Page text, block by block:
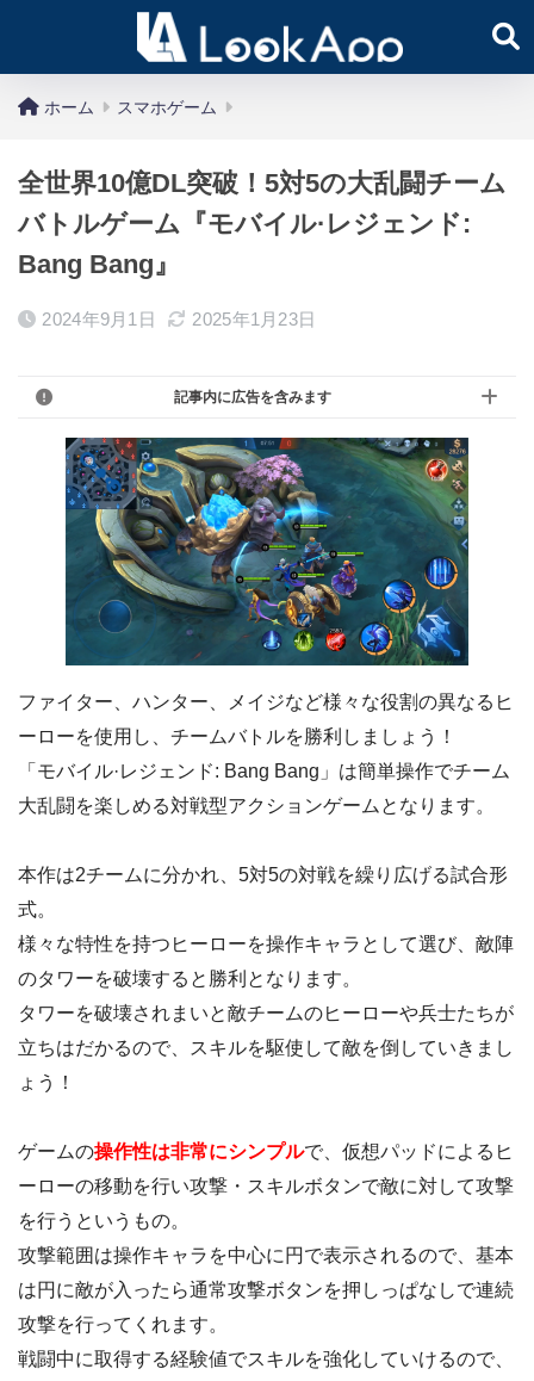
ホーム スマホゲーム
全世界10億DL突破！5対5の大乱闘チーム
バトルゲーム『モバイル·レジェンド:
Bang Bang』
2024年9月1日 2025年1月23日
記事内に広告を含みます
ファイター、ハンター、メイジなど様々な役割の異なるヒ
ーローを使用し、チームバトルを勝利しましょう！
「モバイル·レジェンド: Bang Bang」は簡単操作でチーム
大乱闘を楽しめる対戦型アクションゲームとなります。
本作は2チームに分かれ、5対5の対戦を繰り広げる試合形
式。
様々な特性を持つヒーローを操作キャラとして選び、敵陣
のタワーを破壊すると勝利となります。
タワーを破壊されまいと敵チームのヒーローや兵士たちが
立ちはだかるので、スキルを駆使して敵を倒していきまし
ょう！
ゲームの操作性は非常にシンプルで、仮想パッドによるヒ
ーローの移動を行い攻撃・スキルボタンで敵に対して攻撃
を行うというもの。
攻撃範囲は操作キャラを中心に円で表示されるので、基本
は円に敵が入ったら通常攻撃ボタンを押しっぱなしで連続
攻撃を行ってくれます。
戦闘中に取得する経験値でスキルを強化していけるので、